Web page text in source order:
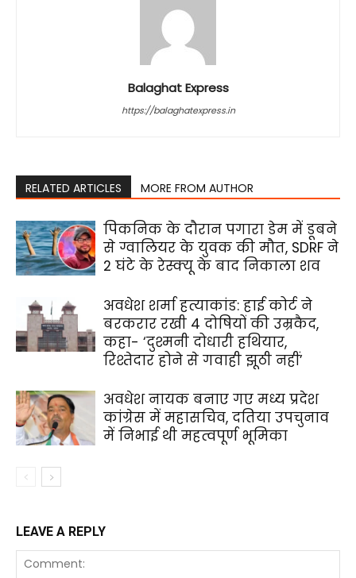
Balaghat Express
https://balaghatexpress.in
RELATED ARTICLES MORE FROM AUTHOR
पिकनिक के दौरान पगारा डेम में डूबने
से ग्वालियर के युवक की मौत, SDRF ने
2 घंटे के रेस्क्यू के बाद निकाला शव
अवधेश शर्मा हत्याकांड: हाई कोर्ट ने
बरकरार रखी 4 दोषियों की उम्रकैद,
कहा- ‘दुश्मनी दोधारी हथियार,
रिश्तेदार होने से गवाही झूठी नहीं’
अवधेश नायक बनाए गए मध्य प्रदेश
कांग्रेस में महासचिव, दतिया उपचुनाव
में निभाई थी महत्वपूर्ण भूमिका
LEAVE A REPLY